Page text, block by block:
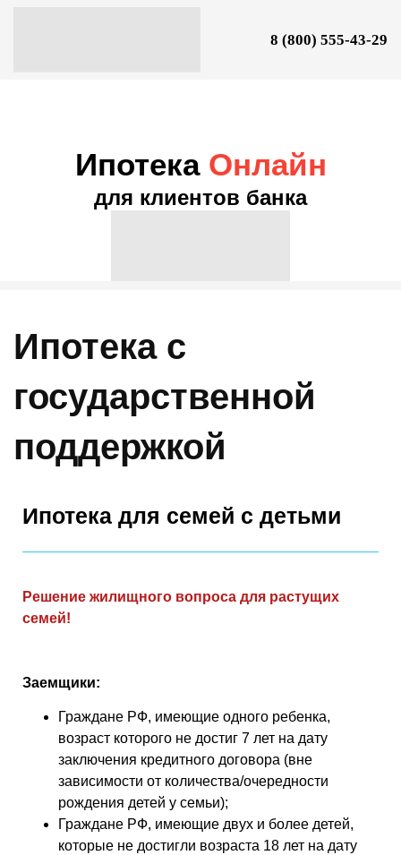
8 (800) 555-43-29
Ипотека Онлайн
для клиентов банка
Ипотека с
государственной
поддержкой
Ипотека для семей с детьми
Решение жилищного вопроса для растущих
семей!
Заемщики:
Граждане РФ, имеющие одного ребенка,
возраст которого не достиг 7 лет на дату
заключения кредитного договора (вне
зависимости от количества/очередности
рождения детей у семьи);
Граждане РФ, имеющие двух и более детей,
которые не достигли возраста 18 лет на дату